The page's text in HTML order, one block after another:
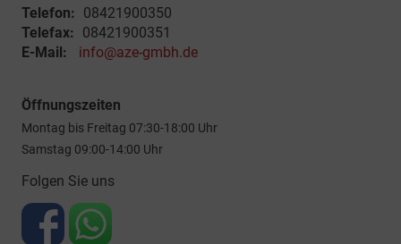
Telefon: 08421900350
Telefax: 08421900351
E-Mail:
info@aze-gmbh.de
Öffnungszeiten
Montag bis Freitag 07:30-18:00 Uhr
Samstag 09:00-14:00 Uhr
Folgen Sie uns